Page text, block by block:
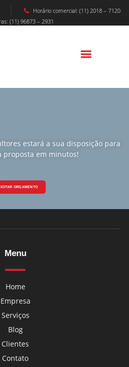
Horário comercial: (11) 2018 – 7120
(11) 96873 – 2931
estará a sua disposição para
proposta em minutos!
ORÇAMENTO
Menu
Home
Empresa
Serviços
Blog
Clientes
Contato